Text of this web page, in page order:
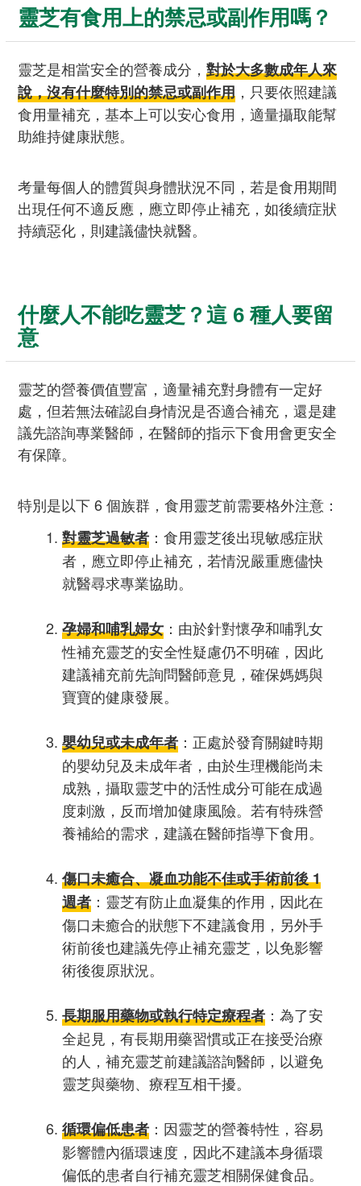
靈芝有食用上的禁忌或副作用嗎？
靈芝是相當安全的營養成分， 對於大多數成年人來
說，沒有什麼特別的禁忌或副作用 ，只要依照建議
食用量補充，基本上可以安心食用，適量攝取能幫
助維持健康狀態。
考量每個人的體質與身體狀況不同，若是食用期間
出現任何不適反應，應立即停止補充，如後續症狀
持續惡化，則建議儘快就醫。
什麼人不能吃靈芝？這 6 種人要留
意
靈芝的營養價值豐富，適量補充對身體有一定好
處，但若無法確認自身情況是否適合補充，還是建
議先諮詢專業醫師，在醫師的指示下食用會更安全
有保障。
特別是以下 6 個族群，食用靈芝前需要格外注意：
對靈芝過敏者 ：食用靈芝後出現敏感症狀
者，應立即停止補充，若情況嚴重應儘快
就醫尋求專業協助。
孕婦和哺乳婦女 ：由於針對懷孕和哺乳女
性補充靈芝的安全性疑慮仍不明確，因此
建議補充前先詢問醫師意見，確保媽媽與
寶寶的健康發展。
嬰幼兒或未成年者 ：正處於發育關鍵時期
的嬰幼兒及未成年者，由於生理機能尚未
成熟，攝取靈芝中的活性成分可能在成過
度刺激，反而增加健康風險。若有特殊營
養補給的需求，建議在醫師指導下食用。
傷口未癒合、凝血功能不佳或手術前後 1
週者 ：靈芝有防止血凝集的作用，因此在
傷口未癒合的狀態下不建議食用，另外手
術前後也建議先停止補充靈芝，以免影響
術後復原狀況。
長期服用藥物或執行特定療程者 ：為了安
全起見，有長期用藥習慣或正在接受治療
的人，補充靈芝前建議諮詢醫師，以避免
靈芝與藥物、療程互相干擾。
循環偏低患者 ：因靈芝的營養特性，容易
影響體內循環速度，因此不建議本身循環
偏低的患者自行補充靈芝相關保健食品。